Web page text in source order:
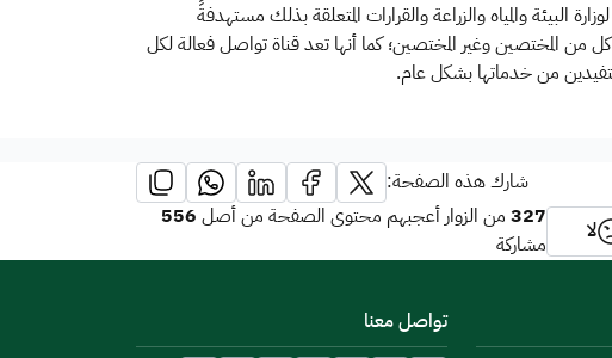
البيئة والمياه والزراعة والقرارات المتعلقة بذلك مستهدفةً
من المختصين وغير المختصين؛ كما أنها تعد قناة تواصل فعالة لكل
من خدماتها بشكل عام.
شارك هذه الصفحة:
لا 327من الزوار أعجبهم محتوى الصفحة من أصل556
مشاركة
تواصل معنا